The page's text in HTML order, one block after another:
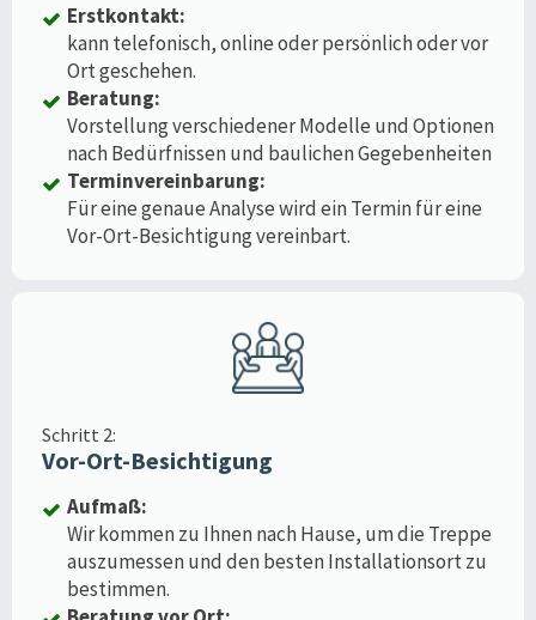
Erstkontakt:
kann telefonisch, online oder persönlich oder vor
Ort geschehen.
Beratung:
Vorstellung verschiedener Modelle und Optionen
nach Bedürfnissen und baulichen Gegebenheiten
Terminvereinbarung:
Für eine genaue Analyse wird ein Termin für eine
Vor-Ort-Besichtigung vereinbart.
Schritt 2:
Vor-Ort-Besichtigung
Aufmaß:
Wir kommen zu Ihnen nach Hause, um die Treppe
auszumessen und den besten Installationsort zu
bestimmen.